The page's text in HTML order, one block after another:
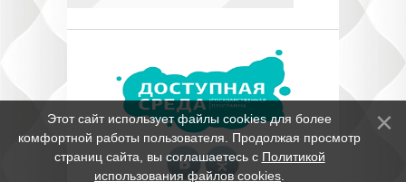
Этот сайт использует файлы cookies для более
комфортной работы пользователя. Продолжая просмотр
страниц сайта, вы соглашаетесь с Политикой
использования файлов cookies